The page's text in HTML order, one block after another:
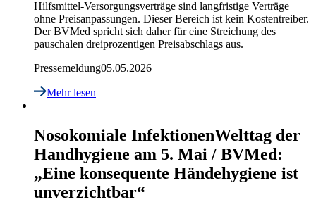
Hilfsmittel-Versorgungsverträge sind langfristige Verträge
ohne Preisanpassungen. Dieser Bereich ist kein Kostentreiber.
Der BVMed spricht sich daher für eine Streichung des
pauschalen dreiprozentigen Preisabschlags aus.
Pressemeldung05.05.2026
Mehr lesen
Nosokomiale InfektionenWelttag der
Handhygiene am 5. Mai / BVMed:
„Eine konsequente Händehygiene ist
unverzichtbar“